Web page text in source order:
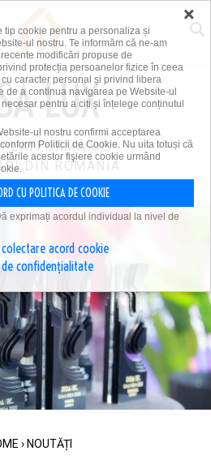
DE
DIN ROMÂNIA
› NOUTĂȚI
×
tip cookie pentru a personaliza și
ul nostru. Te informăm că ne-am
modificări propuse de
protecția persoanelor fizice în ceea
caracter personal și privind libera
de a continua navigarea pe Website-ul
pentru a citi și înțelege conținutul
ul nostru confirmi acceptarea
Politicii de Cookie. Nu uita totuși că
acestor fişiere cookie urmând
CU POLITICA DE COOKIE
exprimați acordul individual la nivel de
acord cookie
de confidențialitate